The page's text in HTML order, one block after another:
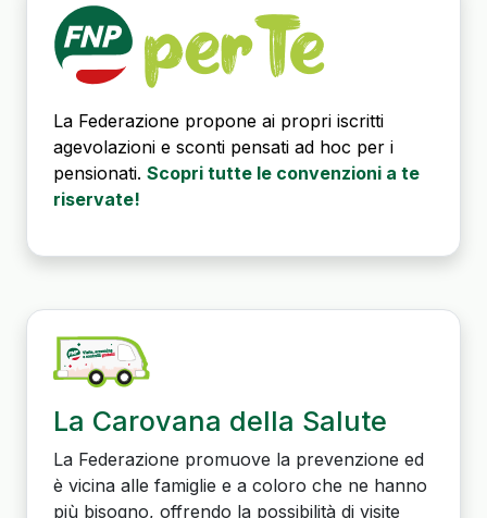
La Federazione propone ai propri iscritti
agevolazioni e sconti pensati ad hoc per i
pensionati. Scopri tutte le convenzioni a te
riservate!
La Carovana della Salute
La Federazione promuove la prevenzione ed
è vicina alle famiglie e a coloro che ne hanno
più bisogno, offrendo la possibilità di visite